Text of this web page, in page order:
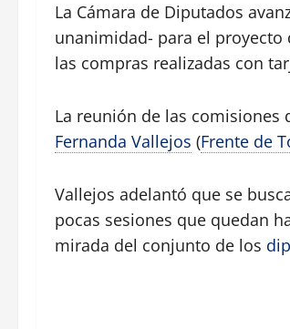
La Cámara de Diputados
unanimidad- para el proyecto
las compras realizadas con
La reunión de las comisiones
Fernanda Vallejos (Frente de
Vallejos adelantó que se
pocas sesiones que quedan
mirada del conjunto de los